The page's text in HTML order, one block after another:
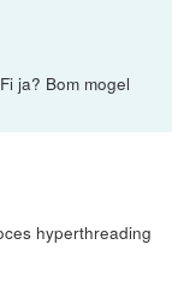
ja? Bom mogel
hyperthreading